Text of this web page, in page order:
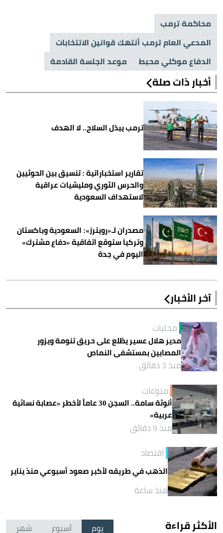
محاكمة ترمب
المدعي العام ترمب أنتهك قوانين الاتتخابات
الدفاع موكلي محبط
موعد الجلسة القادمة
أخبار ذات صلة
ترمب يبدّل السلاح.. لا الهدف
تقارير استخباراتية : تنسيق بين الحوثيين
والحرس الثوري ومليشيات عراقية
لاستهداف السعودية
مصدران لـ«رويترز»: السعودية وباكستان
وتركيا ستوقع اتفاقية «دفاع مشترك»
اليوم في جدة
آخر الأخبار
محليات
مدير هلال عسير يطّلع على حريق تنومة ويزور
المصابين بمستشفى النماص
منذ 3 دقائق
منوعات
أنوثة سامة.. السجن 30 عاماً لأخطر «عصابة نسائية
عربية»
منذ 9 دقائق
اقتصاد
الذهب في طريقه لأكبر صعود أسبوعي منذ يناير
منذ ساعة
الأكثر قراءة يوم أسبوع شهر